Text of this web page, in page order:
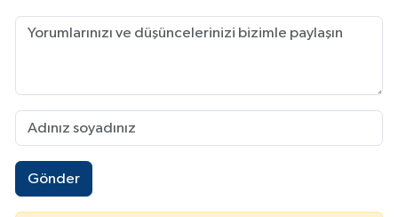
Gönder